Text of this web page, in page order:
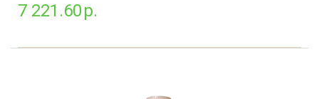
7 221.60р.